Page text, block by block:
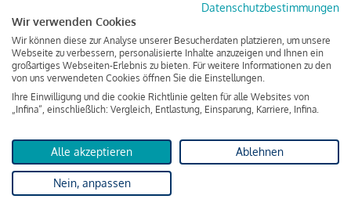
Zu zahlender Gesamtbetrag
Kreditvermittler
INFINA Credit
Broker GmbH
von 237.000 Euro ausgezahlt, um die Wohnung zu kaufen.
Darüber hinaus fallen aber noch einige Gebühren an (z. B. die
Grundbucheintragungsgebühr), sodass die Bank den
Datenschutzbestimmungen
Wir verwenden Cookies
Wir können diese zur Analyse unserer Besucherdaten platzieren, um unsere
Webseite zu verbessern, personalisierte Inhalte anzuzeigen und Ihnen ein
großartiges Webseiten-Erlebnis zu bieten. Für weitere Informationen zu den
von uns verwendeten Cookies öffnen Sie die Einstellungen.
Ihre Einwilligung und die cookie Richtlinie gelten für alle Websites von
„Infina“, einschließlich: Vergleich, Entlastung, Einsparung, Karriere, Infina.
Alle akzeptieren Ablehnen
Nein, anpassen